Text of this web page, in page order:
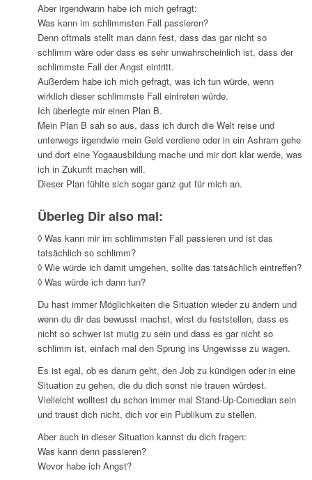
Aber irgendwann habe ich mich gefragt:
Was kann im schlimmsten Fall passieren?
Denn oftmals stellt man dann fest, dass das gar nicht so
schlimm wäre oder dass es sehr unwahrscheinlich ist, dass der
schlimmste Fall der Angst eintritt.
Außerdem habe ich mich gefragt, was ich tun würde, wenn
wirklich dieser schlimmste Fall eintreten würde.
Ich überlegte mir einen Plan B.
Mein Plan B sah so aus, dass ich durch die Welt reise und
unterwegs irgendwie mein Geld verdiene oder in ein Ashram gehe
und dort eine Yogaausbildung mache und mir dort klar werde, was
ich in Zukunft machen will.
Dieser Plan fühlte sich sogar ganz gut für mich an.
Überleg Dir also mal:
◊ Was kann mir im schlimmsten Fall passieren und ist das
tatsächlich so schlimm?
◊ Wie würde ich damit umgehen, sollte das tatsächlich eintreffen?
◊ Was würde ich dann tun?
Du hast immer Möglichkeiten die Situation wieder zu ändern und
wenn du dir das bewusst machst, wirst du feststellen, dass es
nicht so schwer ist mutig zu sein und dass es gar nicht so
schlimm ist, einfach mal den Sprung ins Ungewisse zu wagen.
Es ist egal, ob es darum geht, den Job zu kündigen oder in eine
Situation zu gehen, die du dich sonst nie trauen würdest.
Vielleicht wolltest du schon immer mal Stand-Up-Comedian sein
und traust dich nicht, dich vor ein Publikum zu stellen.
Aber auch in dieser Situation kannst du dich fragen:
Was kann denn passieren?
Wovor habe ich Angst?